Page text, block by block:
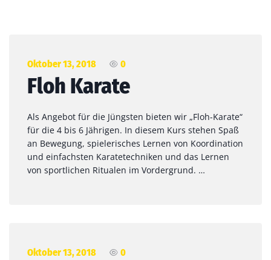
Oktober 13, 2018 0
Floh Karate
Als Angebot für die Jüngsten bieten wir „Floh-Karate“
für die 4 bis 6 Jährigen. In diesem Kurs stehen Spaß
an Bewegung, spielerisches Lernen von Koordination
und einfachsten Karatetechniken und das Lernen
von sportlichen Ritualen im Vordergrund. …
Oktober 13, 2018 0